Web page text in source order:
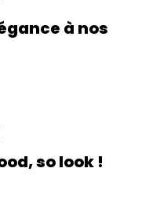
à nos
so look !